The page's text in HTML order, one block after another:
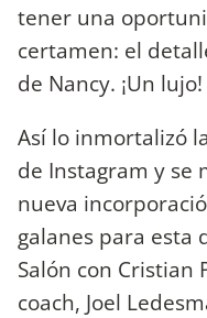
tener una
certamen: el
de Nancy. ¡Un lujo!
Así lo inmortalizó
de Instagram y se
nueva
galanes para esta
Salón con Cristian
coach, Joel